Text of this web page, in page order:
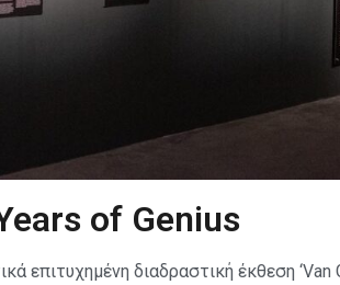
of Genius
επιτυχημένη διαδραστική έκθεση